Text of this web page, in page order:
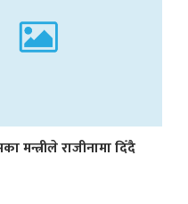
मन्त्रीले राजीनामा दिँदै